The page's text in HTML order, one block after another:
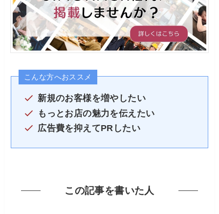
こんな方へおススメ
新規のお客様を増やしたい
もっとお店の魅力を伝えたい
広告費を抑えてPRしたい
この記事を書いた人